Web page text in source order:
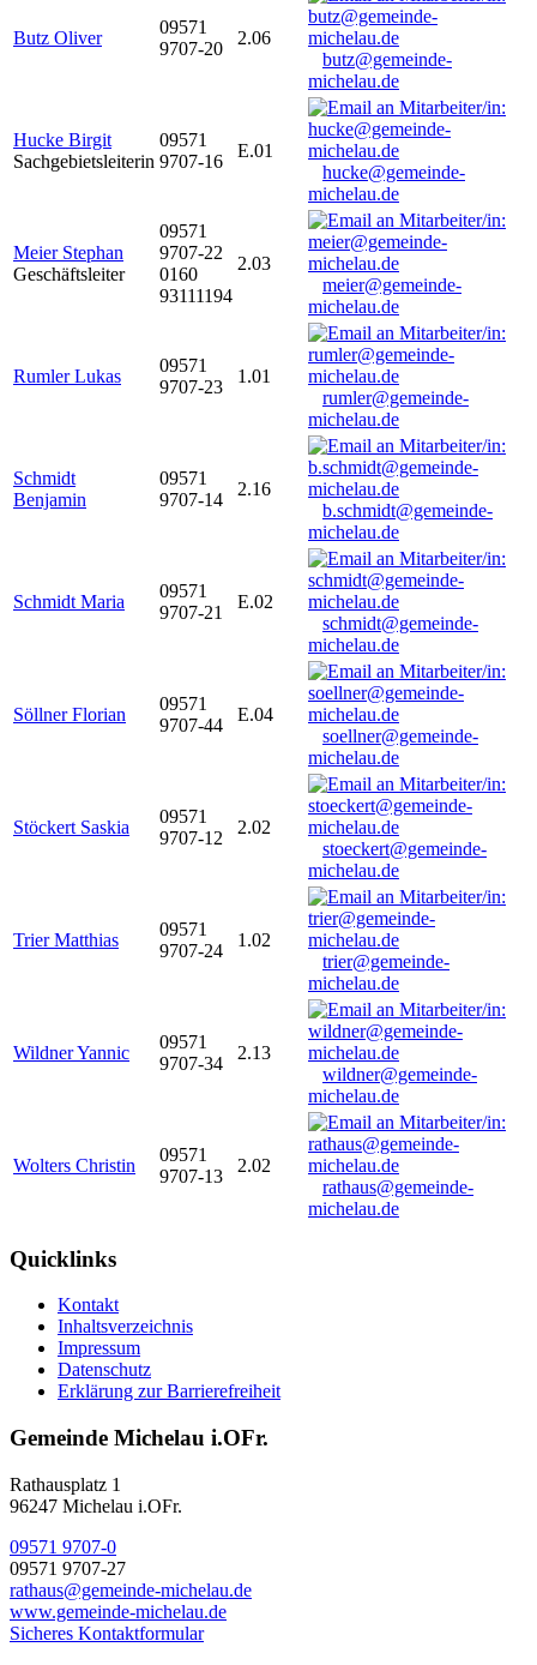
Butz Oliver
09571
9707-20
2.06
butz@gemeinde-
michelau.de
Hucke Birgit
Sachgebietsleiterin
09571
9707-16
E.01
hucke@gemeinde-
michelau.de
Meier Stephan
Geschäftsleiter
09571
9707-22
0160
93111194
2.03
meier@gemeinde-
michelau.de
Rumler Lukas
09571
9707-23
1.01
rumler@gemeinde-
michelau.de
Schmidt
Benjamin
09571
9707-14
2.16
b.schmidt@gemeinde-
michelau.de
Schmidt Maria
09571
9707-21
E.02
schmidt@gemeinde-
michelau.de
Söllner Florian
09571
9707-44
E.04
soellner@gemeinde-
michelau.de
Stöckert Saskia
09571
9707-12
2.02
stoeckert@gemeinde-
michelau.de
Trier Matthias
09571
9707-24
1.02
trier@gemeinde-
michelau.de
Wildner Yannic
09571
9707-34
2.13
wildner@gemeinde-
michelau.de
Wolters Christin
09571
9707-13
2.02
rathaus@gemeinde-
michelau.de
Quicklinks
Kontakt
Inhaltsverzeichnis
Impressum
Datenschutz
Erklärung zur Barrierefreiheit
Gemeinde Michelau i.OFr.
Rathausplatz 1
96247 Michelau i.OFr.
09571 9707-0
09571 9707-27
rathaus@gemeinde-michelau.de
www.gemeinde-michelau.de
Sicheres Kontaktformular